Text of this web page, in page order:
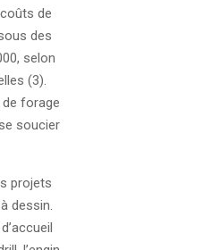
de
des
selon
(3).
forage
soucier
projets
dessin.